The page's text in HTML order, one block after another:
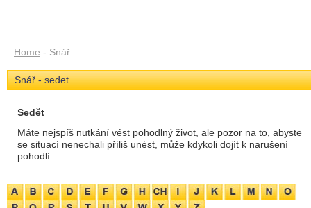
Home - Snář
Snář - sedet
Sedět
Máte nejspíš nutkání vést pohodlný život, ale pozor na to, abyste
se situací nenechali příliš unést, může kdykoli dojít k narušení
pohodlí.